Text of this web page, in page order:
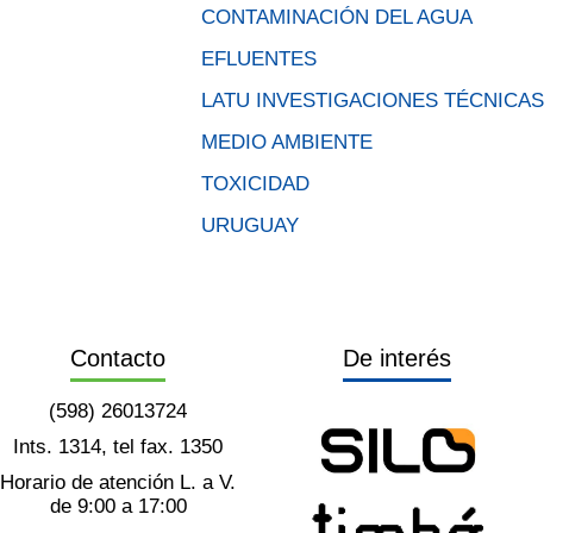
CONTAMINACIÓN DEL AGUA
EFLUENTES
LATU INVESTIGACIONES TÉCNICAS
MEDIO AMBIENTE
TOXICIDAD
URUGUAY
Contacto
(598) 26013724
Ints. 1314, tel fax. 1350
Horario de atención L. a V.
de 9:00 a 17:00
De interés